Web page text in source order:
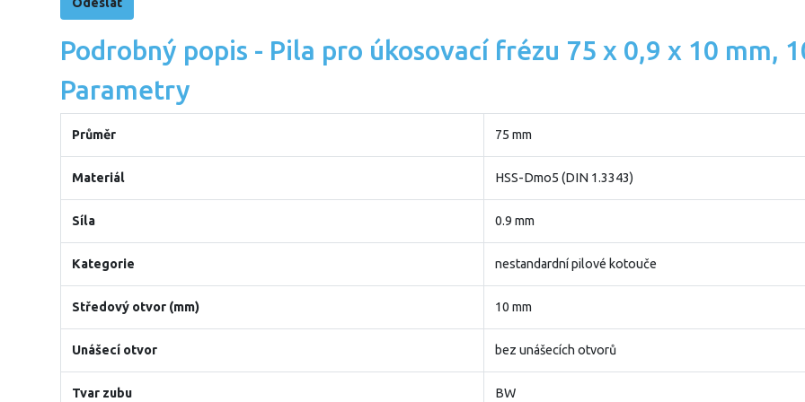
Podrobný popis - Pila pro úkosovací frézu 75 x 0,9 x 10 mm,
Parametry
Průměr 75 mm
Materiál HSS-Dmo5 (DIN 1.3343)
Síla 0.9 mm
Kategorie nestandardní pilové kotouče
Středový otvor (mm) 10 mm
Unášecí otvor bez unášecích otvorů
Tvar zubu BW